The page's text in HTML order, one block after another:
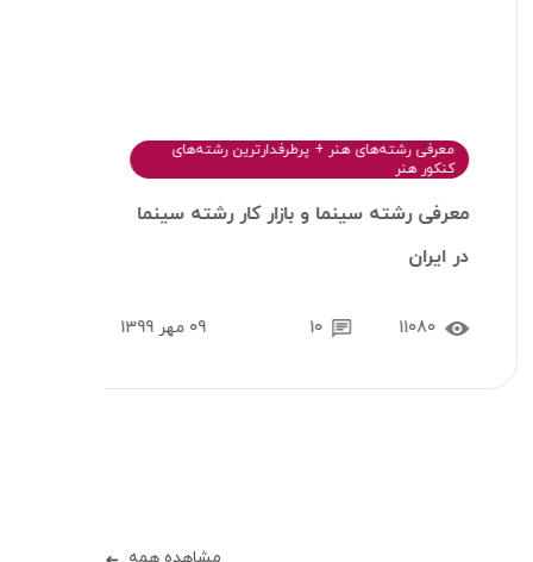
معرفی رشته‌های هنر + پرطرفدارترین رشته‌های
کنکور هنر
معرفی رشته سینما و بازار کار رشته سینما
در ایران
11080
10